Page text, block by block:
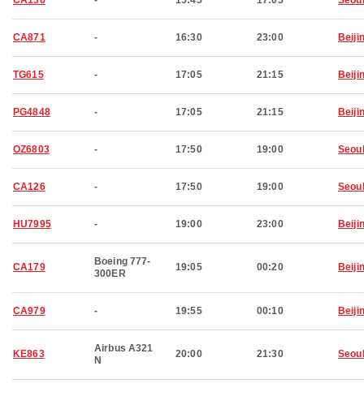
CA871 - 16:30 23:00
TG615 - 17:05 21:15
PG4848 - 17:05 21:15
OZ6803 - 17:50 19:00 Seoul
CA126 - 17:50 19:00 Seoul
HU7995 - 19:00 23:00
CA179
Boeing 777-
300ER
19:05 00:20
CA979 - 19:55 00:10
KE863
Airbus A321
N
20:00 21:30 Seoul